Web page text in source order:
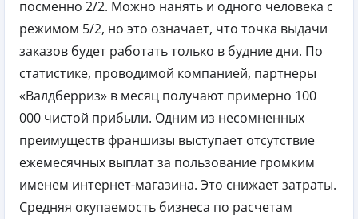
посменно 2/2. Можно нанять и одного человека с
режимом 5/2, но это означает, что точка выдачи
заказов будет работать только в будние дни. По
статистике, проводимой компанией, партнеры
«Валдберриз» в месяц получают примерно 100
000 чистой прибыли. Одним из несомненных
преимуществ франшизы выступает отсутствие
ежемесячных выплат за пользование громким
именем интернет-магазина. Это снижает затраты.
Средняя окупаемость бизнеса по расчетам